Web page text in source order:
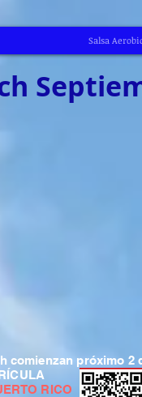
Salsa
comienzan próximo 2
RICO